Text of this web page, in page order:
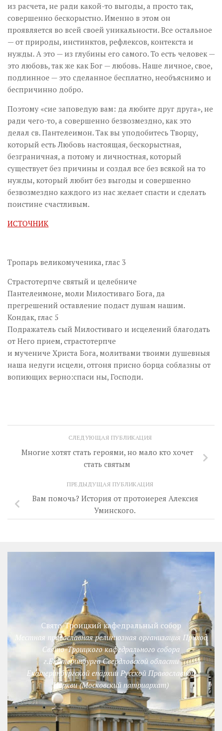
из расчета, не ради какой-то выгоды, а просто так,
совершенно бескорыстно. Именно в этом он
проявляется во всей своей уникальности. Все остальное
— от природы, инстинктов, рефлексов, контекста и
нужды. А это — из глубины его самого. То есть человек —
это любовь, так же как Бог — любовь. Наше личное, свое,
подлинное — это сделанное бесплатно, необъяснимо и
беспричинно добро.
Поэтому «сие заповедую вам: да любите друг друга», не
ради чего-то, а совершенно безвозмездно, как это
делал св. Пантелеимон. Так вы уподобитесь Творцу,
который есть Любовь настоящая, бескорыстная,
безграничная, а потому и личностная, который
существует без причины и создал все без всякой на то
нужды, который любит без выгоды и совершенно
безвозмездно каждого из нас желает спасти и сделать
поистине счастливым.
ИСТОЧНИК
Тропарь великомученика, глас 3
Страстотерпче святый и целебниче
Пантелеимоне, моли Милостиваго Бога, да
прегрешений оставление подаст душам нашим.
Кондак, глас 5
Подражатель сый Милостиваго и исцелений благодать
от Него прием, страстотерпче
и мучениче Христа Бога, молитвами твоими душевныя
наша недуги исцели, отгоня присно борца соблазны от
вопиющих верно:спаси ны, Господи.
СЛЕДУЮЩАЯ ПУБЛИКАЦИЯ
Многие хотят стать героями, но мало кто хочет
стать святым
ПРЕДЫДУЩАЯ ПУБЛИКАЦИЯ
Вам помочь? История от протоиерея Алексия
Уминского.
Свято-Троицкий кафедральный собор
Местная православная религиозная организация Приход
Свято-Троицкого кафедрального собора
г.Екатеринбурга Свердловской области
Екатеринбургской епархии Русской Православной
Церкви (Московский патриархат)